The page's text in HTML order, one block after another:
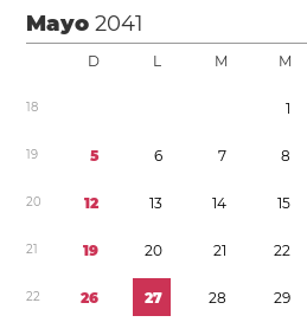
Mayo2041
D L M M
18 1
19 5 6 7 8
20 12 13 14 15
21 19 20 21 22
22 26 27 28 29